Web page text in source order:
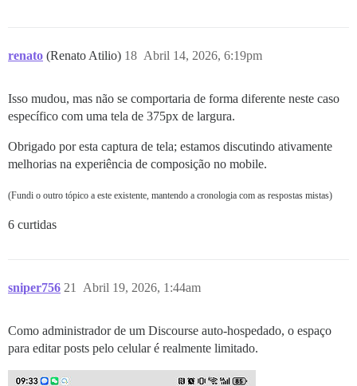
renato (Renato Atilio) Abril 14, 2026, 6:19pm
18
Isso mudou, mas não se comportaria de forma diferente neste caso
específico com uma tela de 375px de largura.
Obrigado por esta captura de tela; estamos discutindo ativamente
melhorias na experiência de composição no mobile.
(Fundi o outro tópico a este existente, mantendo a cronologia com as respostas mistas)
6 curtidas
sniper756 Abril 19, 2026, 1:44am
21
Como administrador de um Discourse auto-hospedado, o espaço
para editar posts pelo celular é realmente limitado.